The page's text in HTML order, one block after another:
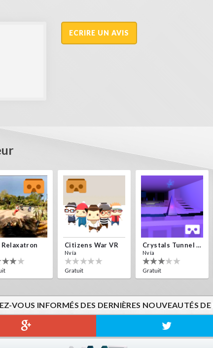
ECRIRE UN AVIS
Relaxatron Citizens War VR
Nvía
Gratuit
Crystals Tunnel VR
Nvía
Gratuit
VOUS INFORMÉS DES DERNIÈRES NOUVEAUTÉS